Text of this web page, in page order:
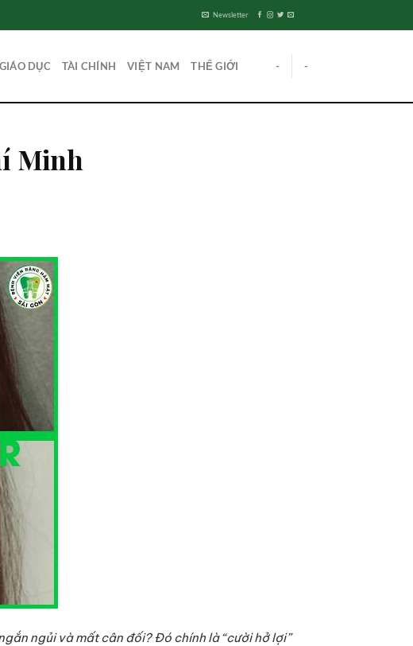
Newsletter
GIÁO DỤC TÀI CHÍNH VIỆT NAM THẾ GIỚI - -
Minh
ngủi và mất cân đối? Đó chính là “cười hở lợi”